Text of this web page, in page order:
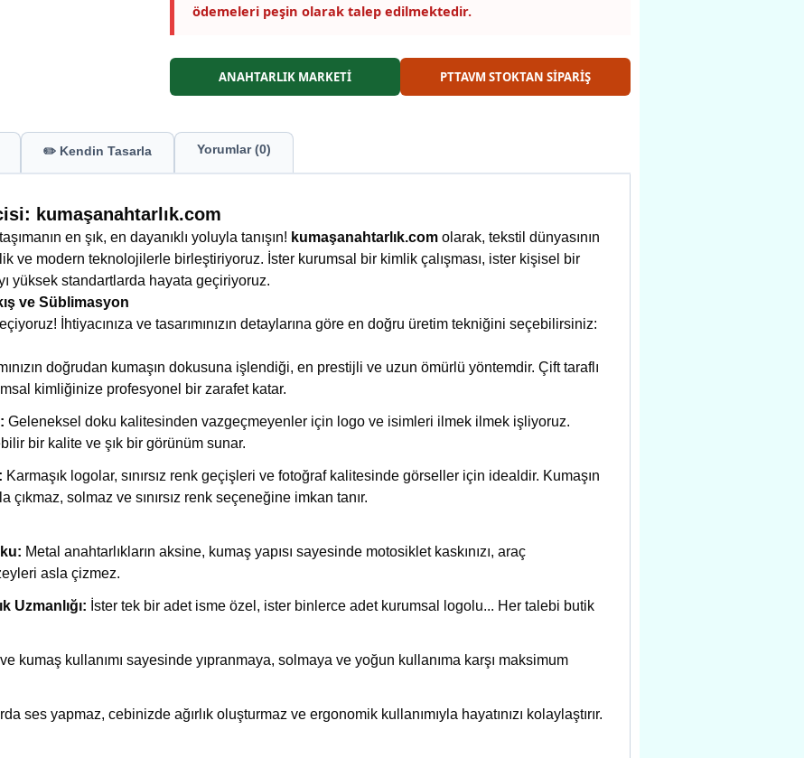
ödemeleri peşin olarak talep edilmektedir.
ANAHTARLIK MARKETİ PTTAVM STOKTAN SİPARİŞ
✏️ Kendin Tasarla Yorumlar (0)
kumaşanahtarlık.com
en şık, en dayanıklı yoluyla tanışın! kumaşanahtarlık.com olarak, tekstil dünyasının
ve modern teknolojilerle birleştiriyoruz. İster kurumsal bir kimlik çalışması, ister kişisel bir
yüksek standartlarda hayata geçiriyoruz.
ve Süblimasyon
İhtiyacınıza ve tasarımınızın detaylarına göre en doğru üretim tekniğini seçebilirsiniz:
doğrudan kumaşın dokusuna işlendiği, en prestijli ve uzun ömürlü yöntemdir. Çift taraflı
kimliğinize profesyonel bir zarafet katar.
Geleneksel doku kalitesinden vazgeçmeyenler için logo ve isimleri ilmek ilmek işliyoruz.
bir kalite ve şık bir görünüm sunar.
Karmaşık logolar, sınırsız renk geçişleri ve fotoğraf kalitesinde görseller için idealdir. Kumaşın
çıkmaz, solmaz ve sınırsız renk seçeneğine imkan tanır.
Metal anahtarlıkların aksine, kumaş yapısı sayesinde motosiklet kaskınızı, araç
asla çizmez.
Uzmanlığı: İster tek bir adet isme özel, ister binlerce adet kurumsal logolu... Her talebi butik
kumaş kullanımı sayesinde yıpranmaya, solmaya ve yoğun kullanıma karşı maksimum
ses yapmaz, cebinizde ağırlık oluşturmaz ve ergonomik kullanımıyla hayatınızı kolaylaştırır.